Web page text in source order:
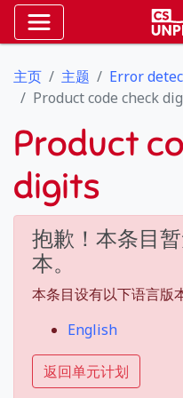
主页 主题
Error
Product code check
Product
digits
抱歉！本条目
本。
本条目设有以下语言版
English
返回单元计划